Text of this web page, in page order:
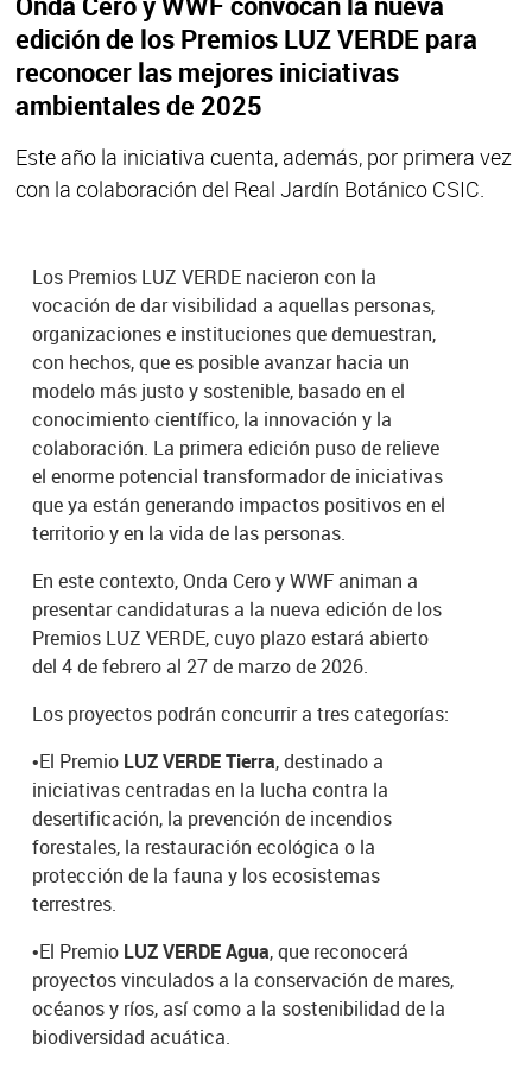
edición de los Premios LUZ VERDE para
reconocer las mejores iniciativas
ambientales de 2025
Este año la iniciativa cuenta, además, por primera vez
con la colaboración del Real Jardín Botánico CSIC.
Los Premios LUZ VERDE nacieron con la
vocación de dar visibilidad a aquellas personas,
organizaciones e instituciones que demuestran,
con hechos, que es posible avanzar hacia un
modelo más justo y sostenible, basado en el
conocimiento científico, la innovación y la
colaboración. La primera edición puso de relieve
el enorme potencial transformador de iniciativas
que ya están generando impactos positivos en el
territorio y en la vida de las personas.
En este contexto, Onda Cero y WWF animan a
presentar candidaturas a la nueva edición de los
Premios LUZ VERDE, cuyo plazo estará abierto
del 4 de febrero al 27 de marzo de 2026.
Los proyectos podrán concurrir a tres categorías:
•El Premio LUZ VERDE Tierra, destinado a
iniciativas centradas en la lucha contra la
desertificación, la prevención de incendios
forestales, la restauración ecológica o la
protección de la fauna y los ecosistemas
terrestres.
•El Premio LUZ VERDE Agua, que reconocerá
proyectos vinculados a la conservación de mares,
océanos y ríos, así como a la sostenibilidad de la
biodiversidad acuática.